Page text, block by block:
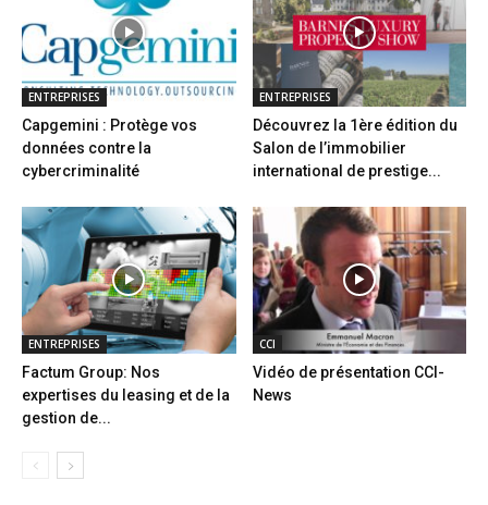
ENTREPRISES
Capgemini : Protège vos
données contre la
cybercriminalité
ENTREPRISES
Découvrez la 1ère édition du
Salon de l’immobilier
international de prestige...
ENTREPRISES
Factum Group: Nos
expertises du leasing et de la
gestion de...
CCI
Vidéo de présentation CCI-
News